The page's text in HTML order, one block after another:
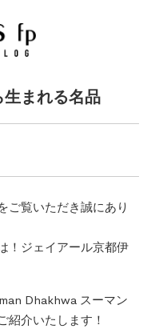
まれる名品
ご覧いただき誠にあり
！ジェイアール京都伊
Dhakhwa スーマン
紹介いたします！